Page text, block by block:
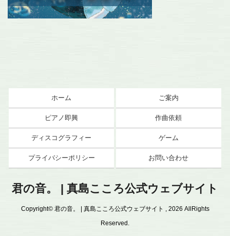
ホーム ご案内
ピアノ即興 作曲依頼
ディスコグラフィー ゲーム
プライバシーポリシー お問い合わせ
君の音。 | 真島こころ公式ウェブサイト
Copyright© 君の音。 | 真島こころ公式ウェブサイト , 2026 AllRights
Reserved.